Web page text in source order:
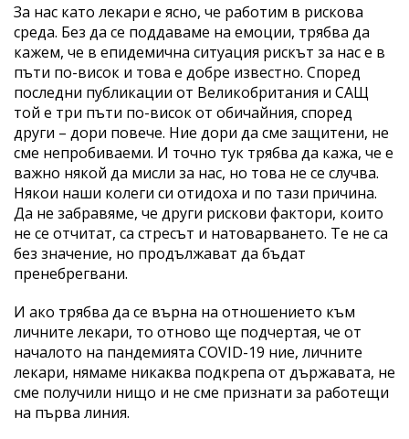
За нас като лекари е ясно, че работим в рискова
среда. Без да се поддаваме на емоции, трябва да
кажем, че в епидемична ситуация рискът за нас е в
пъти по-висок и това е добре известно. Според
последни публикации от Великобритания и САЩ
той е три пъти по-висок от обичайния, според
други – дори повече. Ние дори да сме защитени, не
сме непробиваеми. И точно тук трябва да кажа, че е
важно някой да мисли за нас, но това не се случва.
Някои наши колеги си отидоха и по тази причина.
Да не забравяме, че други рискови фактори, които
не се отчитат, са стресът и натоварването. Те не са
без значение, но продължават да бъдат
пренебрегвани.
И ако трябва да се върна на отношението към
личните лекари, то отново ще подчертая, че от
началото на пандeмията COVID-19 ние, личните
лекари, нямаме никаква подкрепа от държавата, не
сме получили нищо и не сме признати за работещи
на първа линия.